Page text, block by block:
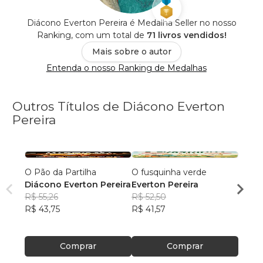
Diácono Everton Pereira é Medalha Seller no nosso
Ranking, com um total de 71 livros vendidos!
Mais sobre o autor
Entenda o nosso Ranking de Medalhas
Outros Títulos de Diácono Everton
Pereira
O Pão da Partilha
Diácono Everton Pereira
R$ 55,26
R$ 43,75
Comprar
O fusquinha verde
Everton Pereira
R$ 52,50
R$ 41,57
Comprar